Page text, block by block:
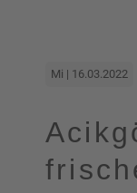
Mi | 16.03.2022